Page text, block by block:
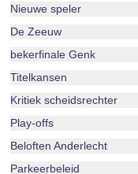
Nieuwe speler
De Zeeuw
bekerfinale Genk
Titelkansen
Kritiek scheidsrechter
Play-offs
Beloften Anderlecht
Parkeerbeleid